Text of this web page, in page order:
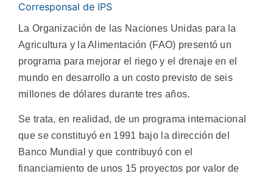
Corresponsal de IPS
La Organización de las Naciones Unidas para la
Agricultura y la Alimentación (FAO) presentó un
programa para mejorar el riego y el drenaje en el
mundo en desarrollo a un costo previsto de seis
millones de dólares durante tres años.
Se trata, en realidad, de un programa internacional
que se constituyó en 1991 bajo la dirección del
Banco Mundial y que contribuyó con el
financiamiento de unos 15 proyectos por valor de